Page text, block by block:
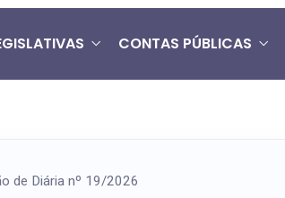
CONTAS PÚBLICAS
de Diária nº 19/2026